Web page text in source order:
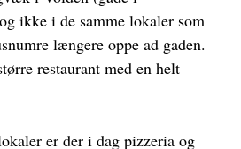
ikke i de samme lokaler som
længere oppe ad gaden.
restaurant med en helt
er der i dag pizzeria og